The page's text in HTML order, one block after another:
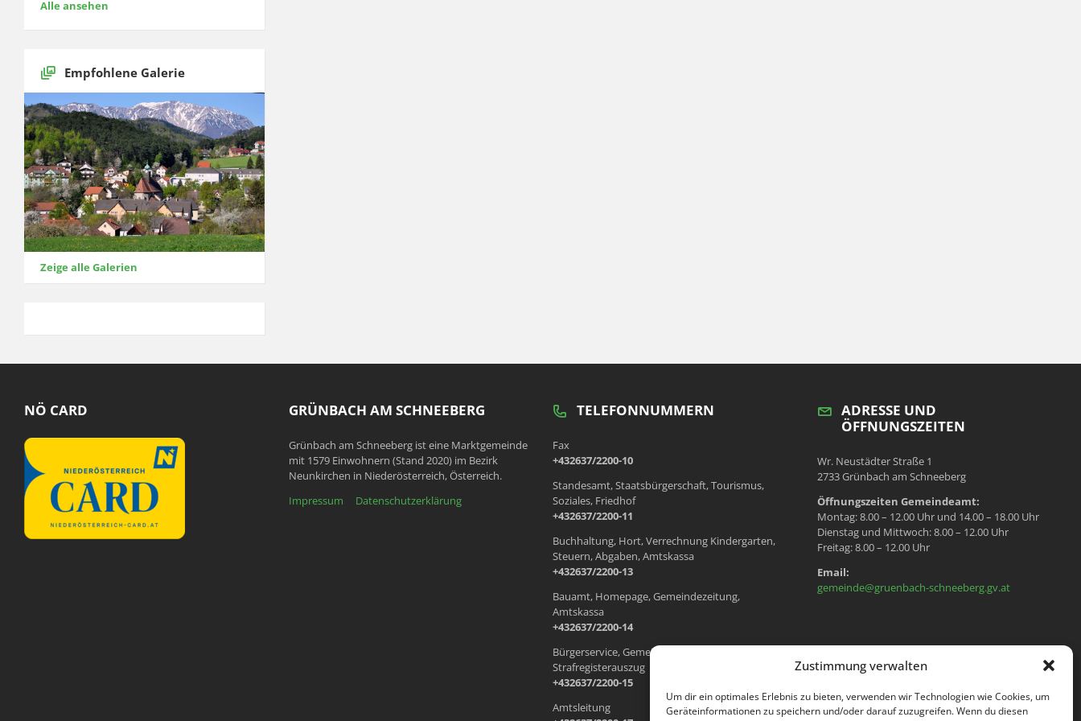
Zustimmung verwalten
Um dir ein optimales Erlebnis zu bieten, verwenden wir Technologien wie Cookies, um
Geräteinformationen zu speichern und/oder darauf zuzugreifen. Wenn du diesen
Alle ansehen
Empfohlene Galerie
Zeige alle Galerien
NÖ CARD GRÜNBACH AM SCHNEEBERG
Grünbach am Schneeberg ist eine Marktgemeinde
mit 1579 Einwohnern (Stand 2020) im Bezirk
Neunkirchen in Niederösterreich, Österreich.
Impressum
Datenschutzerklärung
TELEFONNUMMERN
Fax
+432637/2200-10
Standesamt, Staatsbürgerschaft, Tourismus,
Soziales, Friedhof
+432637/2200-11
Buchhaltung, Hort, Verrechnung Kindergarten,
Steuern, Abgaben, Amtskassa
+432637/2200-13
Bauamt, Homepage, Gemeindezeitung,
Amtskassa
+432637/2200-14
Bürgerservice, Gemeindewohnungen, Meldeamt,
Strafregisterauszug
+432637/2200-15
Amtsleitung
ADRESSE UND
ÖFFNUNGSZEITEN
Wr. Neustädter Straße 1
2733 Grünbach am Schneeberg
Öffnungszeiten Gemeindeamt:
Montag: 8.00 – 12.00 Uhr und 14.00 – 18.00 Uhr
Dienstag und Mittwoch: 8.00 – 12.00 Uhr
Freitag: 8.00 – 12.00 Uhr
Email:
gemeinde@gruenbach-schneeberg.gv.at